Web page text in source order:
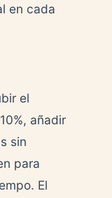
en cada
el
añadir
sin
para
El